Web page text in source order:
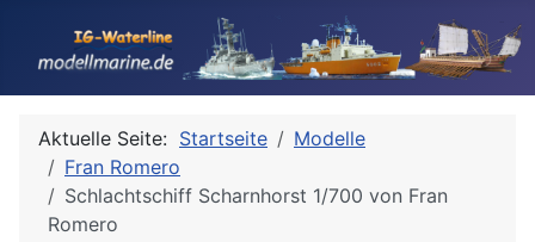
Aktuelle Seite: Startseite
Modelle
Fran Romero
Schlachtschiff Scharnhorst 1/700 von Fran
Romero